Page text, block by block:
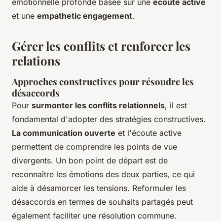
émotionnelle profonde basée sur une écoute active
et une empathetic engagement.
Gérer les conflits et renforcer les
relations
Approches constructives pour résoudre les
désaccords
Pour surmonter les conflits relationnels, il est
fondamental d'adopter des stratégies constructives.
La communication ouverte et l'écoute active
permettent de comprendre les points de vue
divergents. Un bon point de départ est de
reconnaître les émotions des deux parties, ce qui
aide à désamorcer les tensions. Reformuler les
désaccords en termes de souhaits partagés peut
également faciliter une résolution commune.